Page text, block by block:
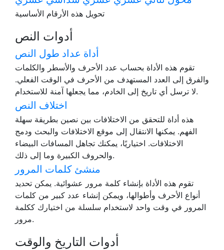
تحويل هذه الأرقام الأساسية
أدوات النص
أداة عداد طول النص
تقوم هذه الأداة بحساب عدد الأحرف والأسطر والكلمات
والفرق إلى العدد المستهدف من الأحرف في الوقت الفعلي.
لا ترسل أي تاريخ إلى الخادم، مما يجعلها آمنة للاستخدام.
اختلاف النص
هذه أداة للتحقق من الاختلافات بين نصين بطريقة سهلة
الفهم. يمكنها الانتقال إلى موقع الاختلافات والبحث ودمج
الاختلافات. اختياريًا، يمكنك تجاهل المسافات البيضاء
والحروف الكبيرة وما إلى ذلك.
منشئ كلمات المرور
تقوم هذه الأداة بإنشاء كلمة مرور عشوائية. يمكن تحديد
أنواع الأحرف وأطوالها، ويمكن إنشاء عدد كبير من كلمات
المرور في وقت واحد لاستخدام سلسلة من اختيارك ككلمة
مرور.
أدوات التاريخ والوقت